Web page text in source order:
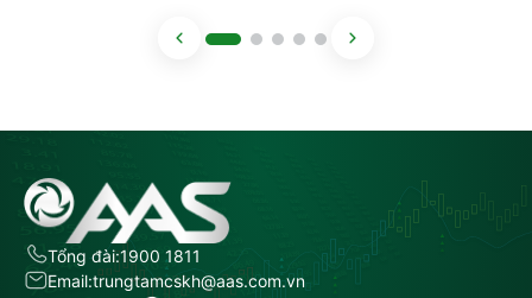
Tổng đài:1900 1811
Email:trungtamcskh@aas.com.vn